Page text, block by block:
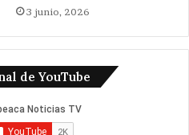
3 junio, 2026
de YouTube